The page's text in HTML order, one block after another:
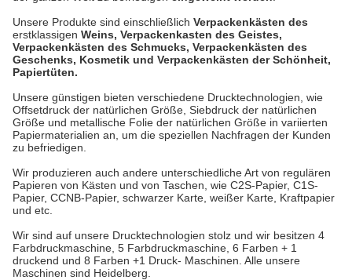
Unsere Produkte sind einschließlich Verpackenkästen des
erstklassigen Weins, Verpackenkasten des Geistes,
Verpackenkästen des Schmucks, Verpackenkästen des
Geschenks, Kosmetik und Verpackenkästen der Schönheit,
Papiertüten.
Unsere günstigen bieten verschiedene Drucktechnologien, wie
Offsetdruck der natürlichen Größe, Siebdruck der natürlichen
Größe und metallische Folie der natürlichen Größe in variierten
Papiermaterialien an, um die speziellen Nachfragen der Kunden
zu befriedigen.
Wir produzieren auch andere unterschiedliche Art von regulären
Papieren von Kästen und von Taschen, wie C2S-Papier, C1S-
Papier, CCNB-Papier, schwarzer Karte, weißer Karte, Kraftpapier
und etc.
Wir sind auf unsere Drucktechnologien stolz und wir besitzen 4
Farbdruckmaschine, 5 Farbdruckmaschine, 6 Farben + 1
druckend und 8 Farben +1 Druck- Maschinen. Alle unsere
Maschinen sind Heidelberg.